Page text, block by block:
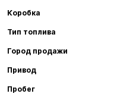
Коробка
Тип топлива
Город продажи
Привод
Пробег